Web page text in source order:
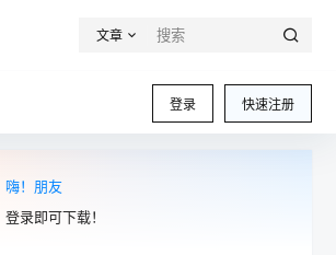
文章
登录 快速注册
嗨！朋友
登录即可下载！